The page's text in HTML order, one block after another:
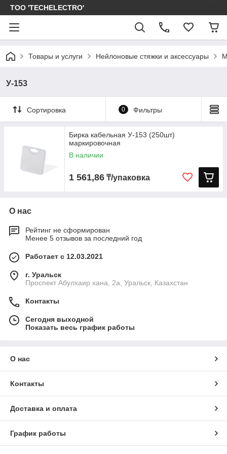
ТОО 'TECHELECTRO'
Товары и услуги Нейлоновые стяжки и аксессуары
У-153
Сортировка 0 Фильтры
Бирка кабельная У-153 (250шт)
маркировочная
В наличии
1 561,86 ₸/упаковка
О нас
Рейтинг не сформирован
Менее 5 отзывов за последний год
Работает с 12.03.2021
г. Уральск
Проспект Абулхаир хана, 2а, Уральск, Казахстан
Контакты
Сегодня выходной
Показать весь график работы
О нас
Контакты
Доставка и оплата
График работы